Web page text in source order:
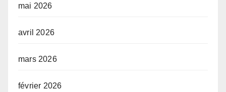
mai 2026
avril 2026
mars 2026
février 2026